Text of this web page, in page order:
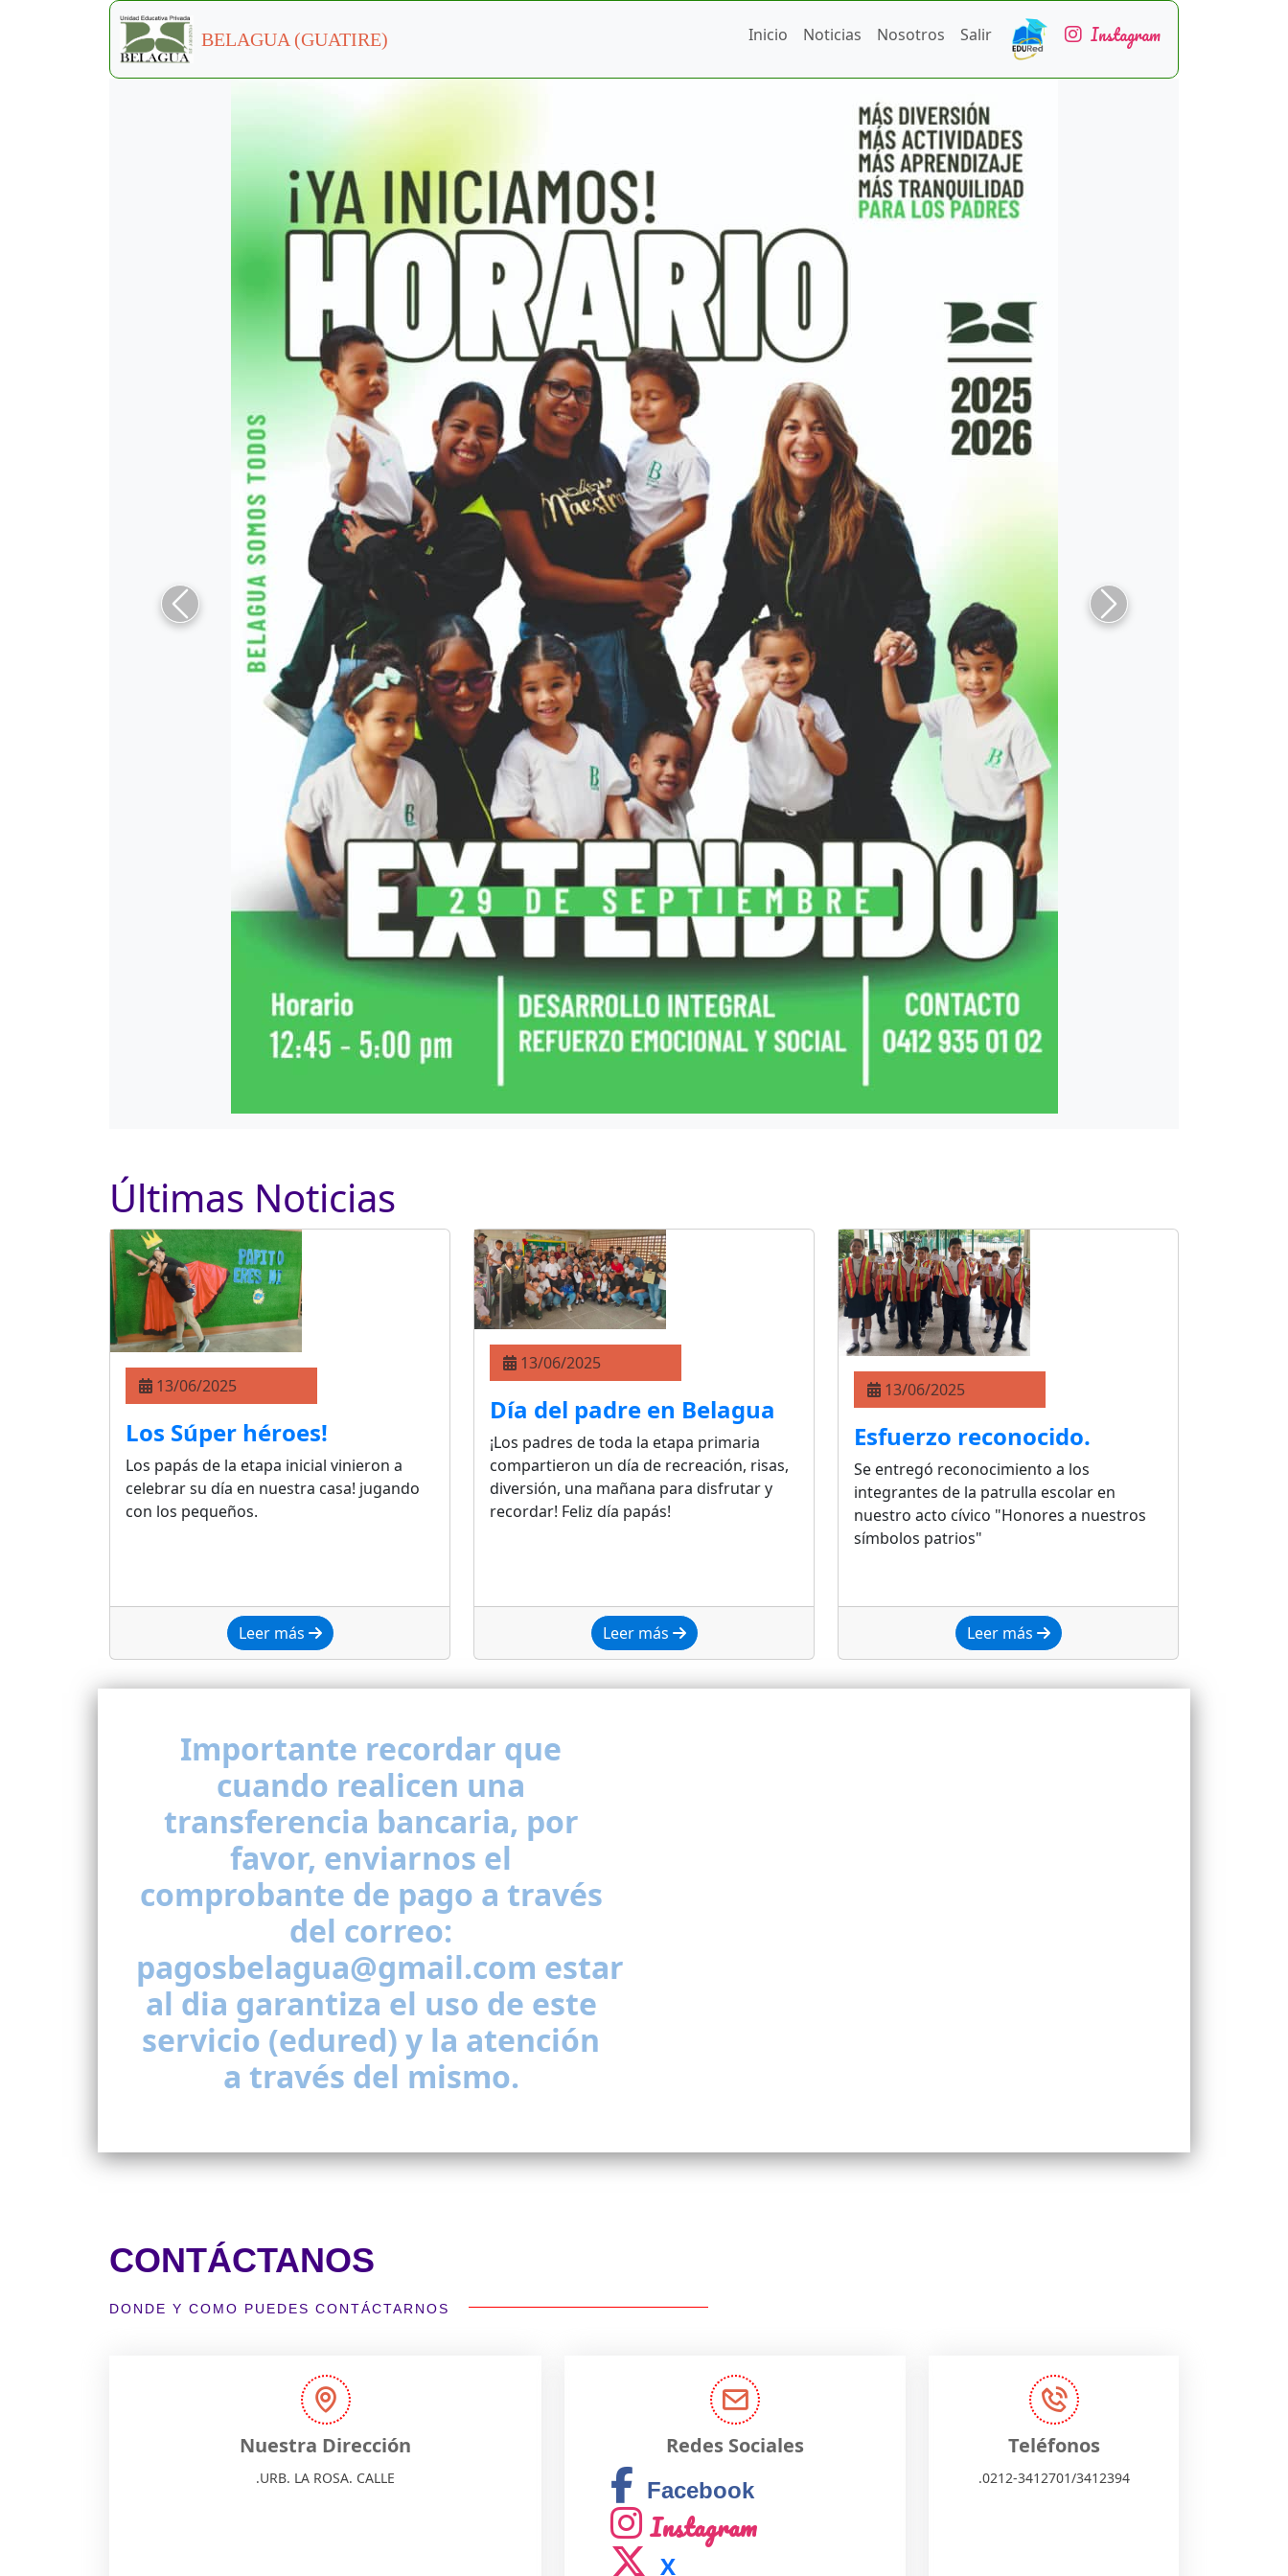
BELAGUA (GUATIRE) Inicio Noticias Nosotros Salir Instagram
Últimas Noticias
13/06/2025
Los Súper héroes!
Los papás de la etapa inicial vinieron a
celebrar su día en nuestra casa! jugando
con los pequeños.
13/06/2025
Día del padre en Belagua
¡Los padres de toda la etapa primaria
compartieron un día de recreación, risas,
diversión, una mañana para disfrutar y
recordar! Feliz día papás!
13/06/2025
Esfuerzo reconocido.
Se entregó reconocimiento a los
integrantes de la patrulla escolar en
nuestro acto cívico "Honores a nuestros
símbolos patrios"
Leer más
Importante recordar que
cuando realicen una
transferencia bancaria, por
favor, enviarnos el
comprobante de pago a través
del correo:
pagosbelagua@gmail.com estar
al dia garantiza el uso de este
servicio (edured) y la atención
a través del mismo.
CONTÁCTANOS
.URB. LA ROSA. CALLE
Facebook
Instagram
X
YouTube
.0212-3412701/3412394